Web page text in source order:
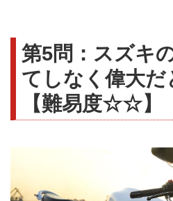
第5問：スズキ
てしなく偉大だ
【難易度☆☆】